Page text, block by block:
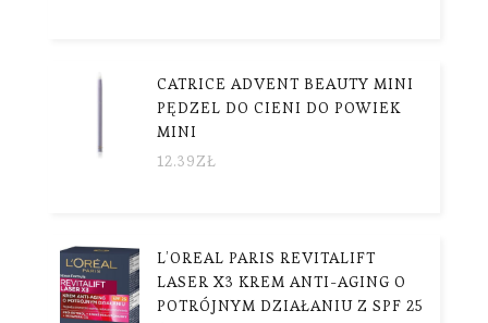
CATRICE ADVENT BEAUTY MINI
PĘDZEL DO CIENI DO POWIEK
MINI
12.39ZŁ
L’OREAL PARIS REVITALIFT
LASER X3 KREM ANTI-AGING O
POTRÓJNYM DZIAŁANIU Z SPF 25